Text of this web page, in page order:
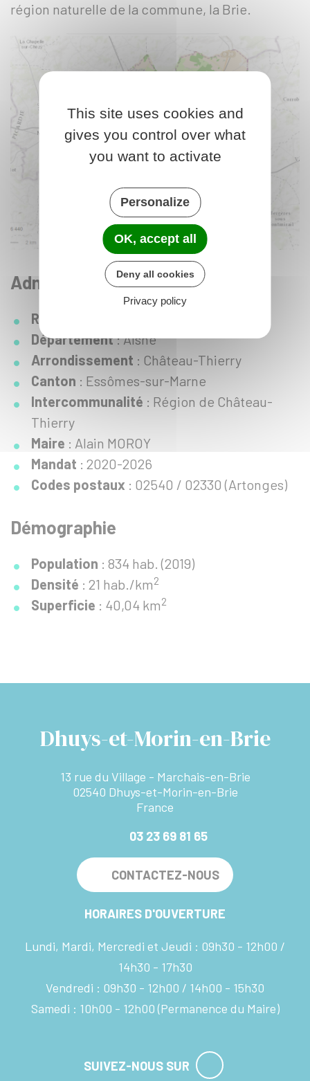
région naturelle de la commune, la Brie.
Administration
Région
Département: Aisne
Arrondissement : Château-Thierry
Canton : Essômes-sur-Marne
Intercommunalité : Région de Château-
Thierry
Maire : Alain MOROY
Mandat : 2020-2026
Codes postaux : 02540 / 02330 (Artonges)
Démographie
Population : 834 hab. (2019)
Densité : 21 hab./km2
Superficie : 40,04 km2
Dhuys-et-Morin-en-Brie
13 rue du Village - Marchais-en-Brie
02540 Dhuys-et-Morin-en-Brie
France
03 23 69 81 65
CONTACTEZ-NOUS
HORAIRES D'OUVERTURE
Lundi, Mardi, Mercredi et Jeudi : 09h30 - 12h00
14h30 - 17h30
Vendredi : 09h30 - 12h00
14h00 - 15h30
Samedi : 10h00 - 12h00 (Permanence du Maire)
SUIVEZ-NOUS SUR
This site uses cookies and
gives you control over what
you want to activate
Personalize
OK, accept all
Deny all cookies
Privacy policy